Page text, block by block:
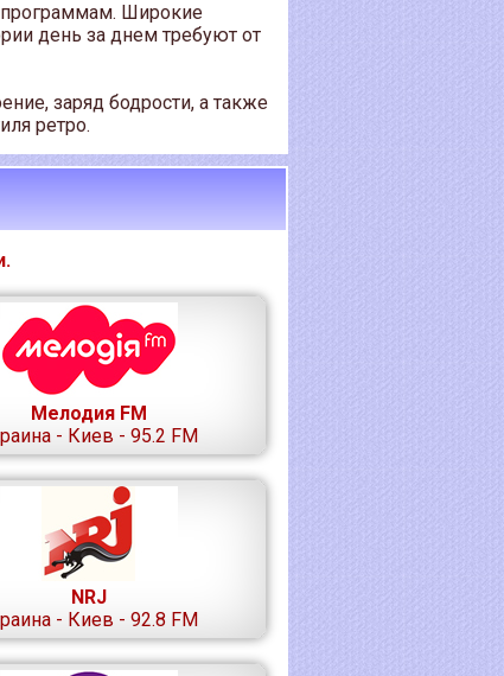
Широкие
день за днем требуют от
заряд бодрости, а также
ретро.
Мелодия FM
- Киев - 95.2 FM
NRJ
- Киев - 92.8 FM